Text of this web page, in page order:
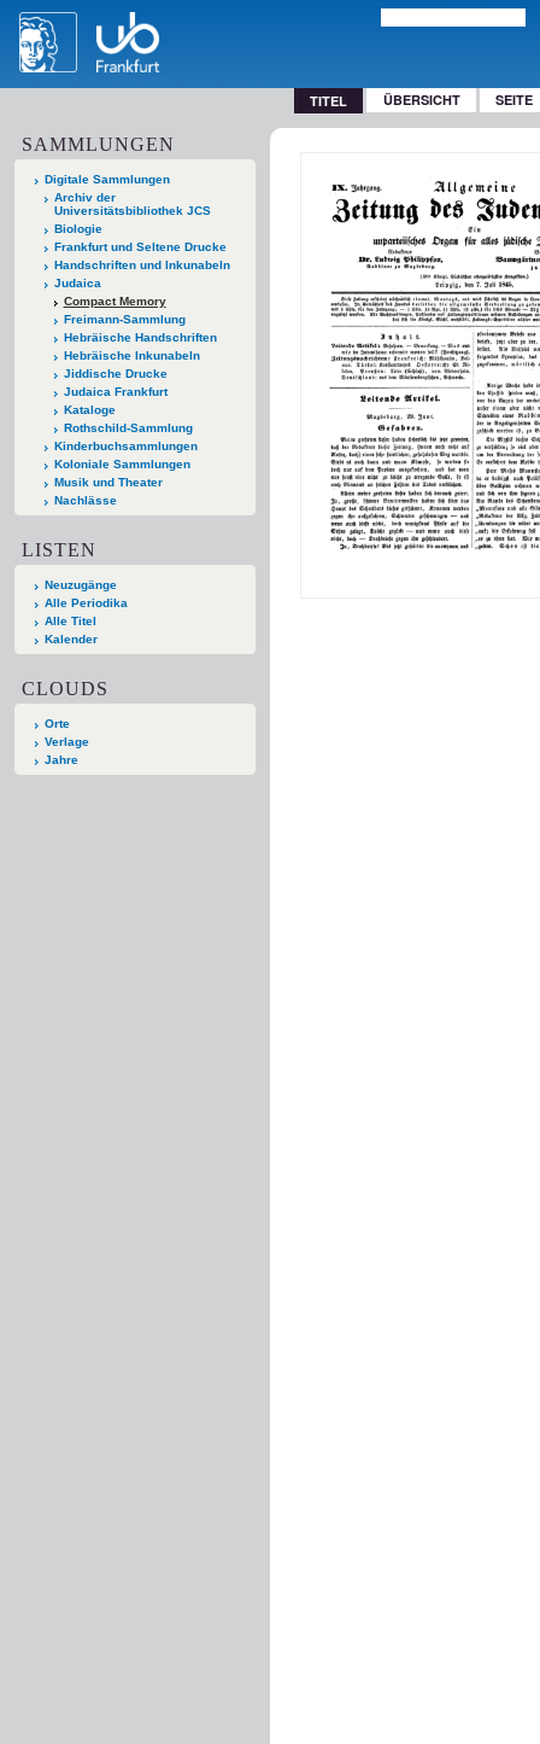
TITEL ÜBERSICHT SEITE
SAMMLUNGEN
Digitale Sammlungen
Archiv der
Universitätsbibliothek JCS
Biologie
Frankfurt und Seltene Drucke
Handschriften und Inkunabeln
Judaica
Compact Memory
Freimann-Sammlung
Hebräische Handschriften
Hebräische Inkunabeln
Jiddische Drucke
Judaica Frankfurt
Kataloge
Rothschild-Sammlung
Kinderbuchsammlungen
Koloniale Sammlungen
Musik und Theater
Nachlässe
LISTEN
Neuzugänge
Alle Periodika
Alle Titel
Kalender
CLOUDS
Orte
Verlage
Jahre